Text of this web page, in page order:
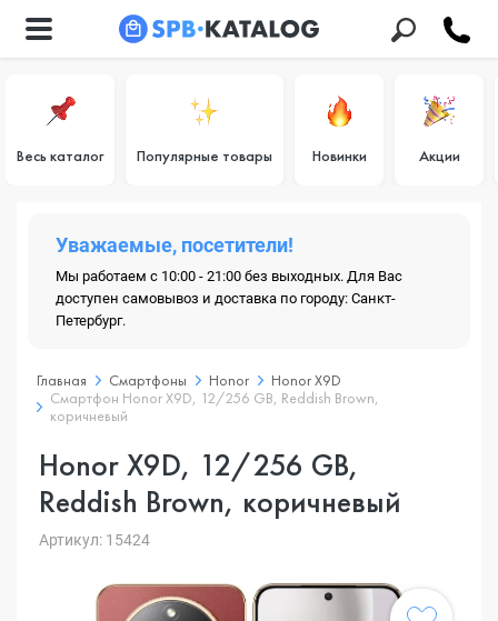
Весь каталог Популярные товары Новинки Акции
Уважаемые, посетители!
Мы работаем с 10:00 - 21:00 без выходных. Для Вас
доступен самовывоз и доставка по городу: Санкт-
Петербург.
Главная Смартфоны Honor
Honor X9D
Смартфон Honor X9D, 12/256 GB, Reddish Brown,
коричневый
Honor X9D, 12/256 GB,
Reddish Brown, коричневый
Артикул: 15424